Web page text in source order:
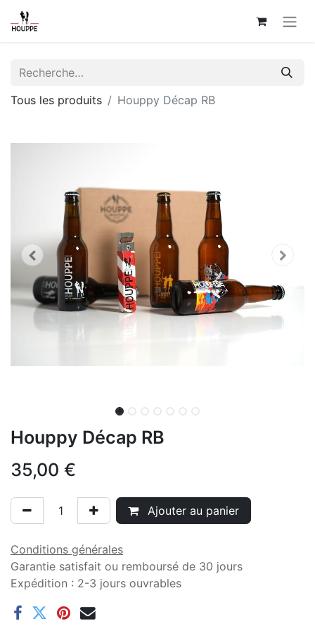
Tous les produits Houppy Décap RB
Houppy Décap RB
35,00 €
Ajouter au panier
Conditions générales
Garantie satisfait ou remboursé de 30 jours
Expédition : 2-3 jours ouvrables